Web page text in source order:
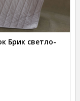
Брик светло-